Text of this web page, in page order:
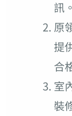
訊。
原
提
合
室
裝